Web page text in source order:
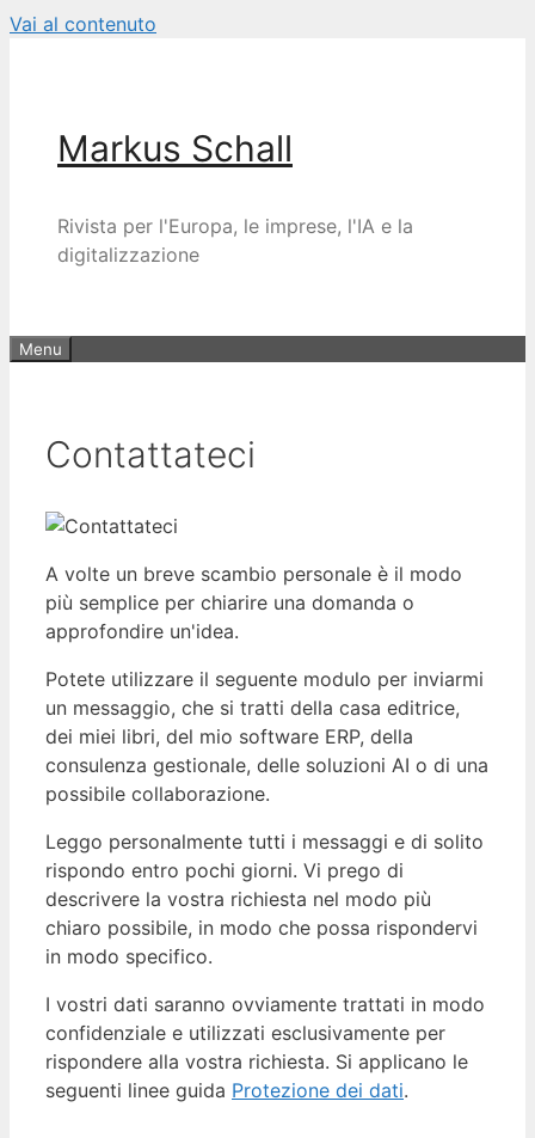
Vai al contenuto
Markus Schall
Rivista per l'Europa, le imprese, l'IA e la
digitalizzazione
Menu
Contattateci
A volte un breve scambio personale è il modo
più semplice per chiarire una domanda o
approfondire un'idea.
Potete utilizzare il seguente modulo per inviarmi
un messaggio, che si tratti della casa editrice,
dei miei libri, del mio software ERP, della
consulenza gestionale, delle soluzioni AI o di una
possibile collaborazione.
Leggo personalmente tutti i messaggi e di solito
rispondo entro pochi giorni. Vi prego di
descrivere la vostra richiesta nel modo più
chiaro possibile, in modo che possa rispondervi
in modo specifico.
I vostri dati saranno ovviamente trattati in modo
confidenziale e utilizzati esclusivamente per
rispondere alla vostra richiesta. Si applicano le
seguenti linee guida Protezione dei dati.